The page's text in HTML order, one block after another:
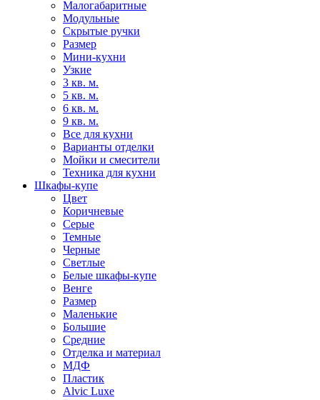
Малогабаритные
Модульные
Скрытые ручки
Размер
Мини-кухни
Узкие
3 кв. м.
5 кв. м.
6 кв. м.
9 кв. м.
Все для кухни
Варианты отделки
Мойки и смесители
Техника для кухни
Шкафы-купе
Цвет
Коричневые
Серые
Темные
Черные
Светлые
Белые шкафы-купе
Венге
Размер
Маленькие
Большие
Средние
Отделка и материал
МДФ
Пластик
Alvic Luxe